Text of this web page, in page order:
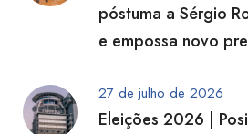
póstuma a Sérgio
e empossa novo
27 de julho de 2026
Eleições 2026 |